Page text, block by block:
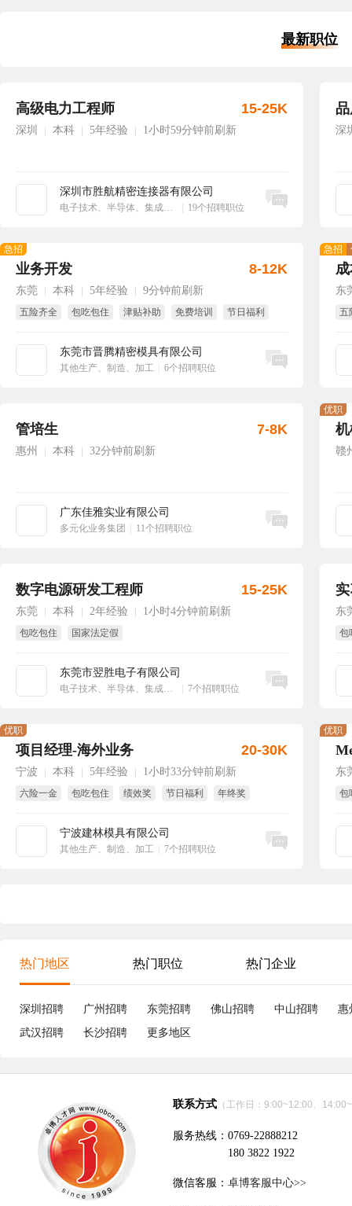
最新职位
高级电力工程师
深圳 本科 5年经验 1小时59分钟前刷新
深圳市胜航精密连接器有限公司
电子技术、半导体、集成电路 19个招聘职位
15-25K
立即沟通
深
业务开发
东莞 本科 5年经验 9分钟前刷新
五险齐全 包吃包住 津贴补助 免费培训
节日福利
东莞市晋腾精密模具有限公司
其他生产、制造、加工 6个招聘职位
急招
8-12K
立即沟通
东
五
急招
管培生
惠州 本科 32分钟前刷新
广东佳雅实业有限公司
多元化业务集团 11个招聘职位
7-8K
立即沟通
赣
优职
数字电源研发工程师
东莞 本科 2年经验 1小时4分钟前刷新
包吃包住 国家法定假
东莞市翌胜电子有限公司
电子技术、半导体、集成电路 7个招聘职位
15-25K
立即沟通
东
包
项目经理-海外业务
宁波 本科 5年经验 1小时33分钟前刷新
六险一金 包吃包住 绩效奖 节日福利
年终奖
宁波建林模具有限公司
其他生产、制造、加工 7个招聘职位
优职
20-30K
立即沟通
东
包
优职
热门地区 热门职位 热门企业
深圳招聘 广州招聘 东莞招聘 佛山招聘 中山招聘
惠
武汉招聘
长沙招聘 更多地区
联系方式 （工作日：9:00~12:00、
服务热线：0769-22888212
180 3822 1922
微信客服： 卓博客服中心>>